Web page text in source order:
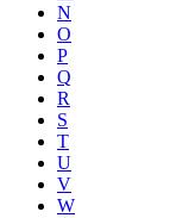
N
O
P
Q
R
S
T
U
V
W